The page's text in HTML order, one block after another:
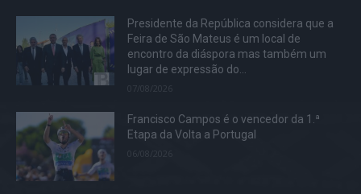
Presidente da República considera que a
Feira de São Mateus é um local de
encontro da diáspora mas também um
lugar de expressão do...
07/08/2026
Francisco Campos é o vencedor da 1.ª
Etapa da Volta a Portugal
06/08/2026